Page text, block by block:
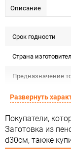
Описание
Срок годности
Страна
Предназначение
Сертификация
Особые условия
Минимальное
Развернуть
Покупатели,
Заготовка из
d30см, также